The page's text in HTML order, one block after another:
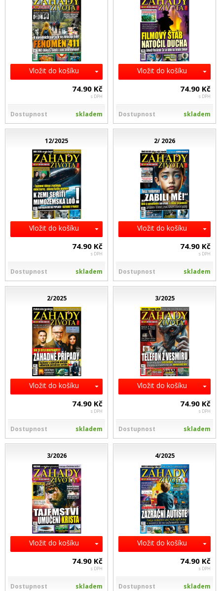
Vložit do košíku
74.90 Kč
s DPH
Dostupnost skladem
Vložit do košíku
74.90 Kč
s DPH
Dostupnost skladem
12/2025
Vložit do košíku
74.90 Kč
s DPH
Dostupnost skladem
2/ 2026
Vložit do košíku
74.90 Kč
s DPH
Dostupnost skladem
2/2025
Vložit do košíku
74.90 Kč
s DPH
Dostupnost skladem
3/2025
Vložit do košíku
74.90 Kč
s DPH
Dostupnost skladem
3/2026
Vložit do košíku
74.90 Kč
s DPH
Dostupnost skladem
4/2025
Vložit do košíku
74.90 Kč
s DPH
Dostupnost skladem